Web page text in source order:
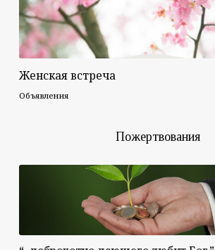
Женская встреча
Объявления
Пожертвования